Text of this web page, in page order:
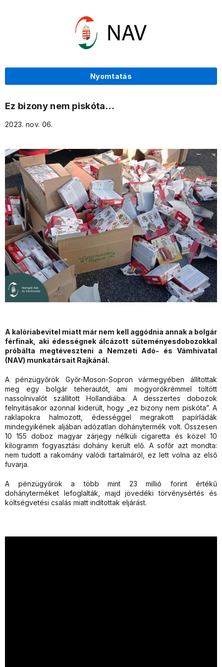
Nyomtatás
Ez bizony nem piskóta…
2023. nov. 06.
A kalóriabevitel miatt már nem kell aggódnia annak a bolgár
férfinak, aki édességnek álcázott süteményesdobozokkal
próbálta megtéveszteni a Nemzeti Adó- és Vámhivatal
(NAV) munkatársait Rajkánál.
A pénzügyőrök Győr-Moson-Sopron vármegyében állítottak
meg egy bolgár teherautót, ami mogyorókrémmel töltött
nassolnivalót szállított Hollandiába. A desszertes dobozok
felnyitásakor azonnal kiderült, hogy „ez bizony nem piskóta”. A
raklapokra halmozott, édességgel megrakott papírládák
mindegyikének aljában adózatlan dohánytermék volt. Összesen
10 155 doboz magyar zárjegy nélküli cigaretta és közel 10
kilogramm fogyasztási dohány került elő. A sofőr azt mondta:
nem tudott a rakomány valódi tartalmáról, ez lett volna az első
fuvarja.
A pénzügyőrök a több mint 23 millió forint értékű
dohányterméket lefoglalták, majd jövedéki törvénysértés és
költségvetési csalás miatt indítottak eljárást.